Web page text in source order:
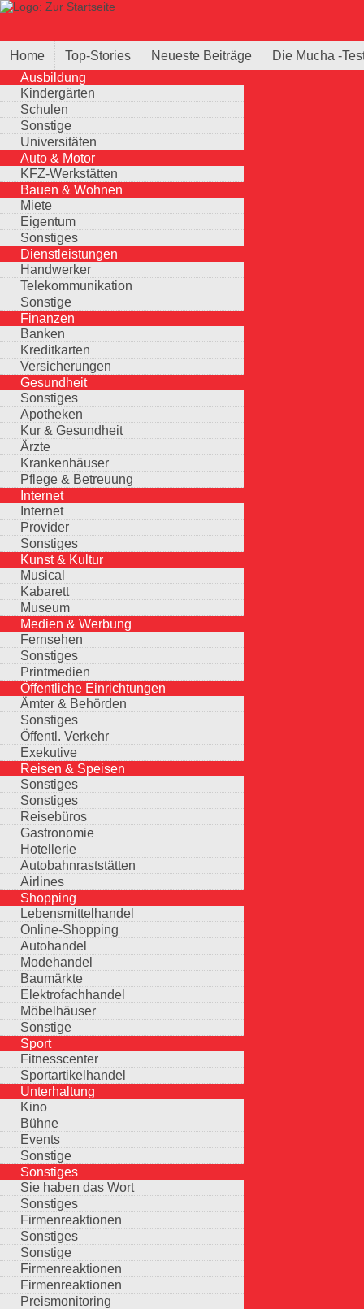
Direkt zum Inhalt
Home Top-Stories Neueste Beiträge
Die Mucha -
Ausbildung
Kindergärten
Schulen
Sonstige
Universitäten
Auto & Motor
KFZ-Werkstätten
Bauen & Wohnen
Miete
Eigentum
Sonstiges
Dienstleistungen
Handwerker
Telekommunikation
Sonstige
Finanzen
Banken
Kreditkarten
Versicherungen
Gesundheit
Sonstiges
Apotheken
Kur & Gesundheit
Ärzte
Krankenhäuser
Pflege & Betreuung
Internet
Internet
Provider
Sonstiges
Kunst & Kultur
Musical
Kabarett
Museum
Medien & Werbung
Fernsehen
Sonstiges
Printmedien
Öffentliche Einrichtungen
Ämter & Behörden
Sonstiges
Öffentl. Verkehr
Exekutive
Reisen & Speisen
Sonstiges
Sonstiges
Reisebüros
Gastronomie
Hotellerie
Autobahnraststätten
Airlines
Shopping
Lebensmittelhandel
Online-Shopping
Autohandel
Modehandel
Baumärkte
Elektrofachhandel
Möbelhäuser
Sonstige
Sport
Fitnesscenter
Sportartikelhandel
Unterhaltung
Kino
Bühne
Events
Sonstige
Sonstiges
Sie haben das Wort
Sonstiges
Firmenreaktionen
Sonstiges
Sonstige
Firmenreaktionen
Firmenreaktionen
Preismonitoring